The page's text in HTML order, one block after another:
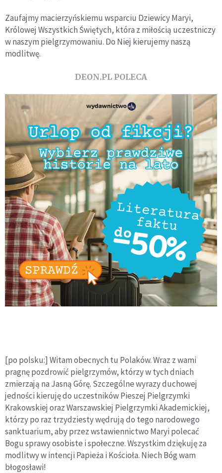
Zaufajmy macierzyńskiemu wsparciu Dziewicy Maryi,
Królowej Wszystkich Świętych, która z miłością uczestniczy
w naszym pielgrzymowaniu. Do Niej kierujemy naszą
modlitwę.
DEON.PL POLECA
[po polsku:] Witam obecnych tu Polaków. Wraz z wami
pragnę pozdrowić pielgrzymów, którzy w tych dniach
zmierzają na Jasną Górę. Szczególne wyrazy duchowej
jedności kieruję do uczestników Pieszej Pielgrzymki
Krakowskiej oraz Warszawskiej Pielgrzymki Akademickiej,
którzy po raz trzydziesty wędrują do tego narodowego
sanktuarium, aby przez wstawiennictwo Maryi polecać
Bogu sprawy osobiste i społeczne. Wszystkim dziękuję za
modlitwy w intencji Papieża i Kościoła. Niech Bóg wam
błogosławi!